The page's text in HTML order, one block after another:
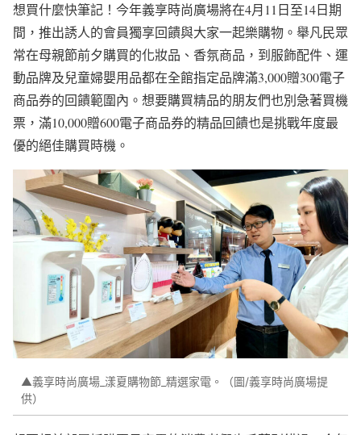
想買什麼快筆記！今年義享時尚廣場將在4月11日至14日期
間，推出誘人的會員獨享回饋與大家一起樂購物。舉凡民眾
常在母親節前夕購買的化妝品、香氛商品，到服飾配件、運
動品牌及兒童婦嬰用品都在全館指定品牌滿3,000贈300電子
商品券的回饋範圍內。想要購買精品的朋友們也別急著買機
票，滿10,000贈600電子商品券的精品回饋也是挑戰年度最
優的絕佳購買時機。
▲義享時尚廣場_漾夏購物節_精選家電。（圖/義享時尚廣場提
供）